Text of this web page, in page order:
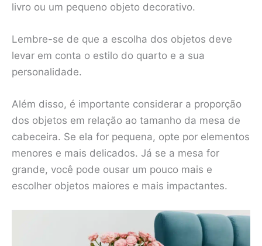
livro ou um pequeno objeto decorativo.
Lembre-se de que a escolha dos objetos deve
levar em conta o estilo do quarto e a sua
personalidade.
Além disso, é importante considerar a proporção
dos objetos em relação ao tamanho da mesa de
cabeceira. Se ela for pequena, opte por elementos
menores e mais delicados. Já se a mesa for
grande, você pode ousar um pouco mais e
escolher objetos maiores e mais impactantes.